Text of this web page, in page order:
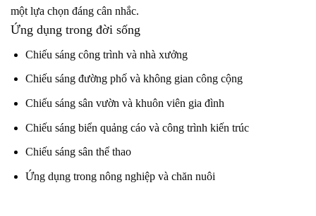
một lựa chọn đáng cân nhắc.
Ứng dụng trong đời sống
Chiếu sáng công trình và nhà xưởng
Chiếu sáng đường phố và không gian công cộng
Chiếu sáng sân vườn và khuôn viên gia đình
Chiếu sáng biển quảng cáo và công trình kiến trúc
Chiếu sáng sân thể thao
Ứng dụng trong nông nghiệp và chăn nuôi